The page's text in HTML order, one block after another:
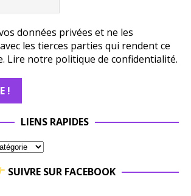
données privées et ne les
les tierces parties qui rendent ce
Lire notre politique de confidentialité.
LIENS RAPIDES
SUIVRE SUR FACEBOOK